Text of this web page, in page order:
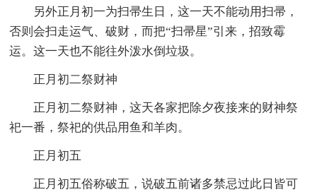
另外正月初一为扫帚生日，这一天不能动用扫帚，
否则会扫走运气、破财，而把“扫帚星”引来，招致霉
运。这一天也不能往外泼水倒垃圾。
正月初二祭财神
正月初二祭财神，这天各家把除夕夜接来的财神祭
祀一番，祭祀的供品用鱼和羊肉。
正月初五
正月初五俗称破五，说破五前诸多禁忌过此日皆可